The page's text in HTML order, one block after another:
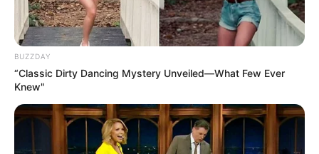
BUZZDAY
“Classic Dirty Dancing Mystery Unveiled—What Few Ever
Knew"